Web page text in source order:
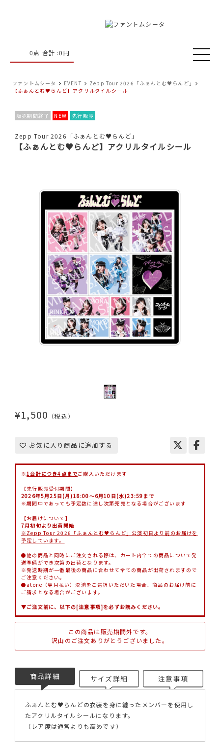
0点 合計 :0円
ファントムシータ EVENT
Zepp Tour 2026「ふぁんとむ♥らんど」
【ふぁんとむ♥らんど】アクリルタイルシール
販売期間終了 NEW 先行販売
Zepp Tour 2026「ふぁんとむ♥らんど」
【ふぁんとむ♥らんど】アクリルタイルシール
¥1,500 （税込）
お気に入り商品に追加する
※1会計につき4点までご購入いただけます
【先行販売受付期間】
2026年5月25日(月)18:00～6月10日(水)23:59まで
※期間中であっても予定数に達し次第完売となる場合がございます
【お届けについて】
7月初旬より出荷開始
※Zepp Tour 2026「ふぁんとむ♥らんど」公演初日より前のお届けを
予定しています。
●他の商品と同時にご注文される際は、カート内全ての商品について発
送準備ができ次第の出荷となります。
※発送時期が一番最後の商品に合わせて全ての商品が出荷されますので
ご注意ください。
●atone（翌月払い）決済をご選択いただいた場合、商品のお届け前に
ご請求となる場合がございます。
▼ご注文前に、以下の[注意事項]を必ずお読みください。
この商品は販売期間外です。
沢山のご注文ありがとうございました。
商品詳細 サイズ詳細 注意事項
ふぁんとむ♥らんどの衣装を身に纏ったメンバーを使用し
たアクリルタイルシールになります。
（レア度は通常よりも高めです）